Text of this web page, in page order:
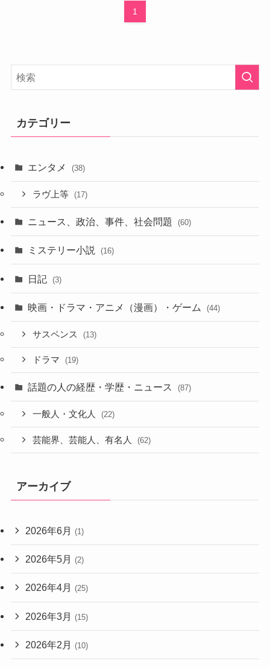
1
カテゴリー
エンタメ (38)
ラヴ上等 (17)
ニュース、政治、事件、社会問題 (60)
ミステリー小説 (16)
日記 (3)
映画・ドラマ・アニメ（漫画）・ゲーム (44)
サスペンス (13)
ドラマ (19)
話題の人の経歴・学歴・ニュース (87)
一般人・文化人 (22)
芸能界、芸能人、有名人 (62)
アーカイブ
2026年6月 (1)
2026年5月 (2)
2026年4月 (25)
2026年3月 (15)
2026年2月 (10)